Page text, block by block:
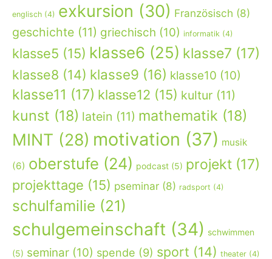
englisch (4) exkursion (30) Französisch (8)
geschichte (11) griechisch (10) informatik (4)
klasse5 (15) klasse6 (25) klasse7 (17)
klasse8 (14) klasse9 (16) klasse10 (10)
klasse11 (17) klasse12 (15) kultur (11)
kunst (18) latein (11) mathematik (18)
MINT (28) motivation (37) musik
(6) oberstufe (24) podcast (5) projekt (17)
projekttage (15) pseminar (8) radsport (4)
schulfamilie (21)
schulgemeinschaft (34) schwimmen
(5) seminar (10) spende (9) sport (14) theater (4)